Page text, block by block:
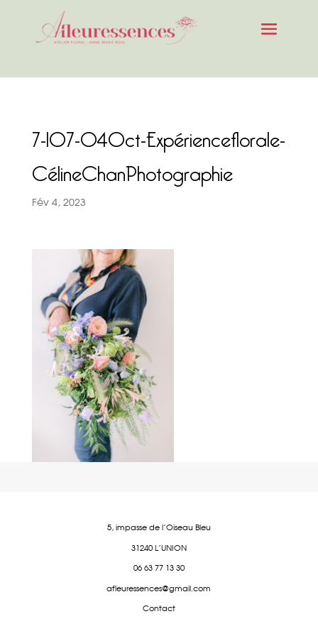
7-107-04Oct-Expérienceflorale-
CélineChanPhotographie
Fév 4, 2023
5, impasse de l'Oiseau Bleu
31240 L'UNION
06 63 77 13 30
afleuressences@gmail.com
Contact